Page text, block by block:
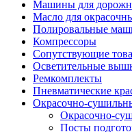
Машины для
Масло для
Полировальные
Компрессоры
Сопутствующие
Осветительные
Ремкомплекты
Пневматические
Окрасочно-
Окрасочно-
Посты